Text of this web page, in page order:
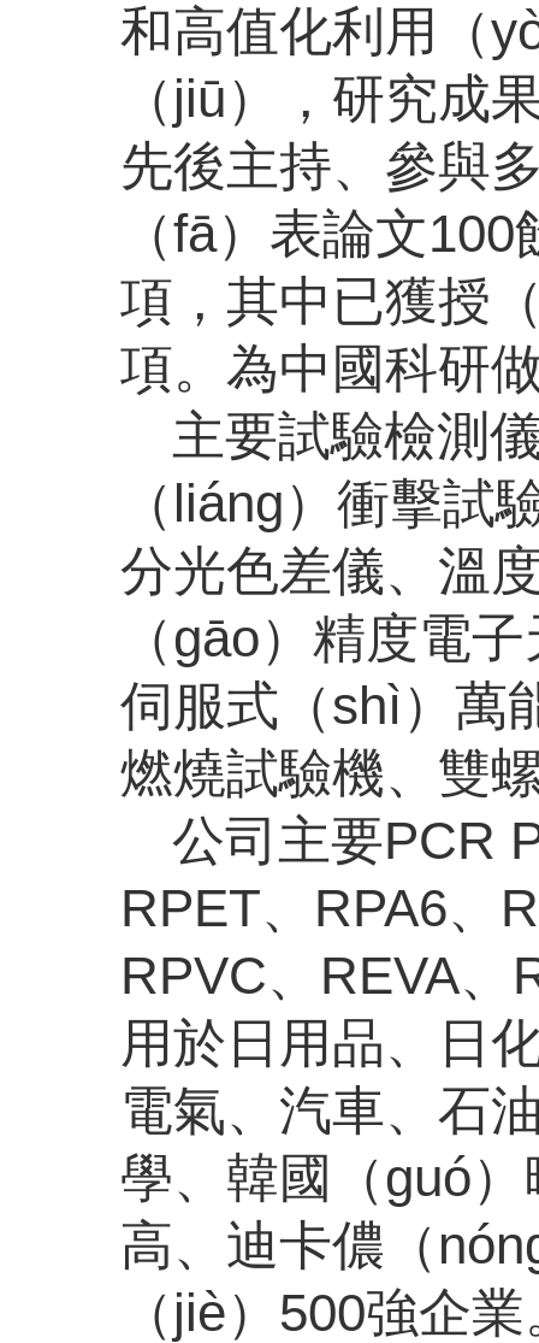
和高值化利用（
（jiū），研究成
先後主持、參與
（fā）表論文
項，其中已獲授
項。為中國科研
主要試驗檢測
（liáng）衝擊試
分光色差儀、溫
（gāo）精度電
伺服式（shì）萬
燃燒試驗機、雙
公司主要PCR
RPET、RPA6、
RPVC、REVA、
用於日用品、日
電氣、汽車、石
學、韓國（guó
高、迪卡儂（
（jiè）500強企